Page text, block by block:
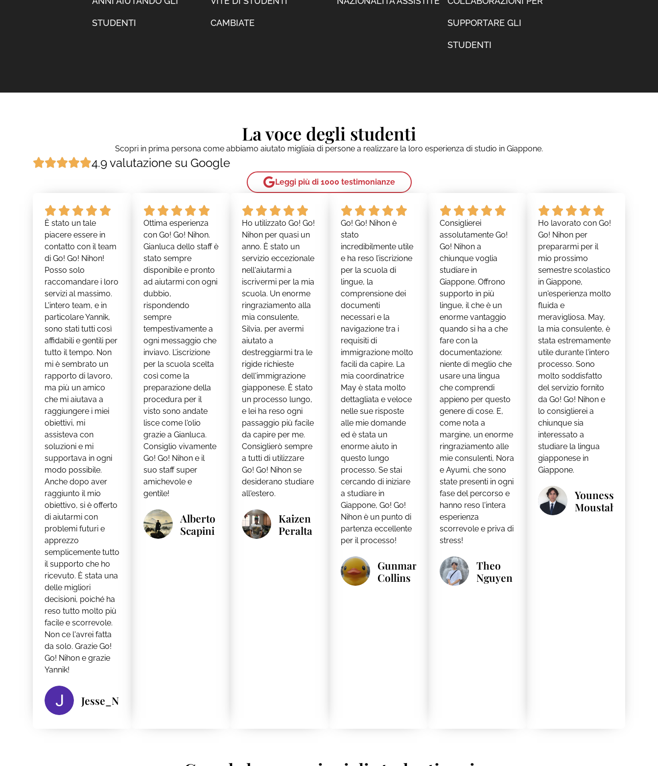
STUDENTI CAMBIATE SUPPORTARE GLI
STUDENTI
La voce degli studenti
Scopri in prima persona come abbiamo aiutato migliaia di persone a realizzare la loro esperienza di studio in Giappone.
4.9 valutazione su Google
Leggi più di 1000 testimonianze
È stato un tale
piacere essere in
contatto con il team
di Go! Go! Nihon!
Posso solo
raccomandare i loro
servizi al massimo.
L'intero team, e in
particolare Yannik,
sono stati tutti così
affidabili e gentili per
tutto il tempo. Non
mi è sembrato un
rapporto di lavoro,
ma più un amico
che mi aiutava a
raggiungere i miei
obiettivi, mi
assisteva con
soluzioni e mi
supportava in ogni
modo possibile.
Anche dopo aver
raggiunto il mio
obiettivo, si è offerto
di aiutarmi con
problemi futuri e
apprezzo
semplicemente tutto
il supporto che ho
ricevuto. È stata una
delle migliori
decisioni, poiché ha
reso tutto molto più
facile e scorrevole.
Non ce l'avrei fatta
da solo. Grazie Go!
Go! Nihon e grazie
Yannik!
Jesse_N
Ottima esperienza
con Go! Go! Nihon.
Gianluca dello staff è
stato sempre
disponibile e pronto
ad aiutarmi con ogni
dubbio,
rispondendo
sempre
tempestivamente a
ogni messaggio che
inviavo. L’iscrizione
per la scuola scelta
così come la
preparazione della
procedura per il
visto sono andate
lisce come l'olio
grazie a Gianluca.
Consiglio vivamente
Go! Go! Nihon e il
suo staff super
amichevole e
gentile!
Alberto
Scapini
Ho utilizzato Go! Go!
Nihon per quasi un
anno. È stato un
servizio eccezionale
nell'aiutarmi a
iscrivermi per la mia
scuola. Un enorme
ringraziamento alla
mia consulente,
Silvia, per avermi
aiutato a
destreggiarmi tra le
rigide richieste
dell'immigrazione
giapponese. È stato
un processo lungo,
e lei ha reso ogni
passaggio più facile
da capire per me.
Consiglierò sempre
a tutti di utilizzare
Go! Go! Nihon se
desiderano studiare
all'estero.
Kaizen
Peralta
Go! Go! Nihon è
stato
incredibilmente utile
e ha reso l’iscrizione
per la scuola di
lingue, la
comprensione dei
documenti
necessari e la
navigazione tra i
requisiti di
immigrazione molto
facili da capire. La
mia coordinatrice
May è stata molto
dettagliata e veloce
nelle sue risposte
alle mie domande
ed è stata un
enorme aiuto in
questo lungo
processo. Se stai
cercando di iniziare
a studiare in
Giappone, Go! Go!
Nihon è un punto di
partenza eccellente
per il processo!
Gunmar
Collins
Consiglierei
assolutamente Go!
Go! Nihon a
chiunque voglia
studiare in
Giappone. Offrono
supporto in più
lingue, il che è un
enorme vantaggio
quando si ha a che
fare con la
documentazione:
niente di meglio che
usare una lingua
che comprendi
appieno per questo
genere di cose. E,
come nota a
margine, un enorme
ringraziamento alle
mie consulenti, Nora
e Ayumi, che sono
state presenti in ogni
fase del percorso e
hanno reso l'intera
esperienza
scorrevole e priva di
stress!
Theo
Nguyen
Ho lavorato con Go!
Go! Nihon per
prepararmi per il
mio prossimo
semestre scolastico
in Giappone,
un'esperienza molto
fluida e
meravigliosa. May,
la mia consulente, è
stata estremamente
utile durante l'intero
processo. Sono
molto soddisfatto
del servizio fornito
da Go! Go! Nihon e
lo consiglierei a
chiunque sia
interessato a
studiare la lingua
giapponese in
Giappone.
Youness
Moustahfid